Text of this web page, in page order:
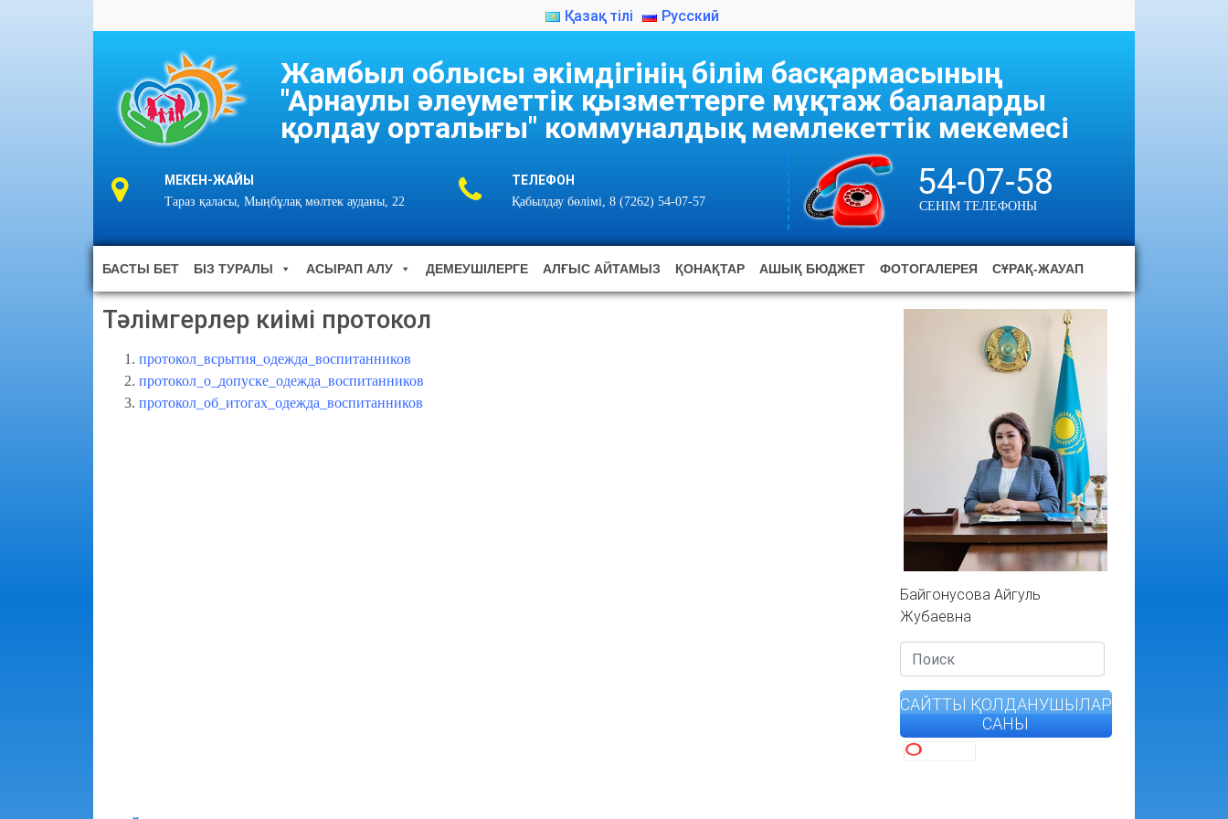
Қазақ тілі Русский
Жамбыл облысы әкімдігінің білім басқармасының
"Арнаулы әлеуметтік қызметтерге мұқтаж балаларды
қолдау орталығы" коммуналдық мемлекеттік мекемесі
МЕКЕН-ЖАЙЫ
Тараз қаласы, Мыңбұлақ мөлтек ауданы, 22
ТЕЛЕФОН
Қабылдау бөлімі, 8 (7262) 54-07-57 54-07-58
СЕНІМ ТЕЛЕФОНЫ
БАСТЫ БЕТ БІЗ ТУРАЛЫ АСЫРАП АЛУ ДЕМЕУШІЛЕРГЕ АЛҒЫС АЙТАМЫЗ ҚОНАҚТАР АШЫҚ БЮДЖЕТ ФОТОГАЛЕРЕЯ СҰРАҚ-ЖАУАП
Тәлімгерлер киімі протокол
протокол_всрытия_одежда_воспитанников
протокол_о_допуске_одежда_воспитанников
протокол_об_итогах_одежда_воспитанников
Байгонусова Айгуль
Жубаевна
САЙТТЫ ҚОЛДАНУШЫЛАР
САНЫ